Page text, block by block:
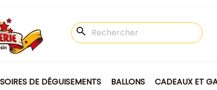
search
DE DÉGUISEMENTS BALLONS CADEAUX ET